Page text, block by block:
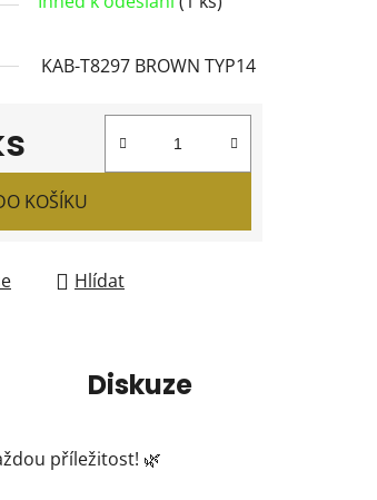
KAB-T8297 BROWN TYP14
KOŠÍKU
Hlídat
Diskuze
příležitost! 🌿